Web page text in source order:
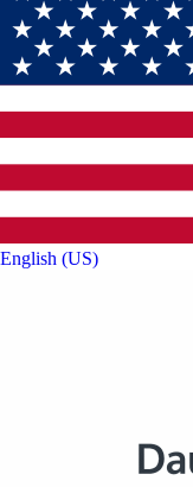
English (US)‎